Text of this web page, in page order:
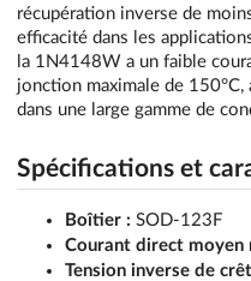
récupération inverse de
efficacité dans les
la 1N4148W a un faible
jonction maximale de
dans une large gamme de
Spécifications et
Boîtier : SOD-123F
Courant direct moyen
Tension inverse de